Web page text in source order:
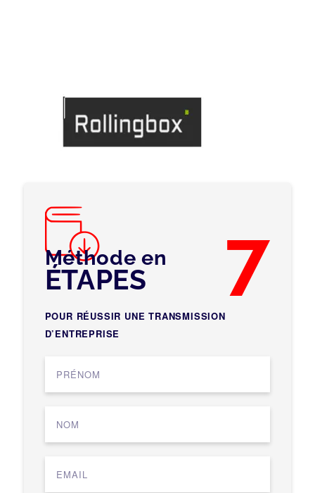
Méthode en 7
ÉTAPES
POUR RÉUSSIR UNE TRANSMISSION
D’ENTREPRISE